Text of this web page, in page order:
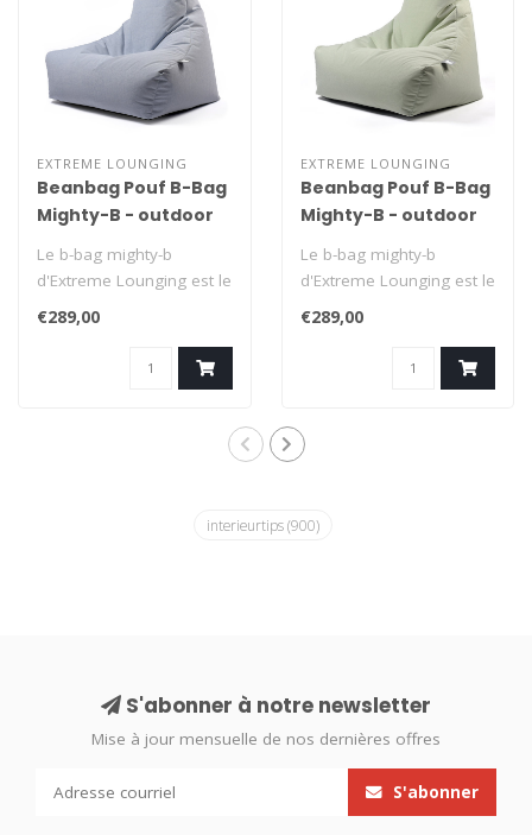
EXTREME LOUNGING
Beanbag Pouf B-Bag
Mighty-B - outdoor
Le b-bag mighty-b
d'Extreme Lounging est le
Beanbag Pouf par
excellence pour se ..
€289,00
EXTREME LOUNGING
Beanbag Pouf B-Bag
Mighty-B - outdoor
Le b-bag mighty-b
d'Extreme Lounging est le
Beanbag Pouf par
excellence pour se ..
€289,00
interieurtips(900)
S'abonner à notre newsletter
Mise à jour mensuelle de nos dernières offres
S'abonner